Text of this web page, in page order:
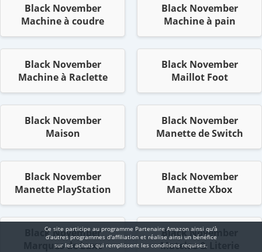
Black November
Machine à coudre
Black November
Machine à pain
Black November
Machine à Raclette
Black November
Maillot Foot
Black November
Maison
Black November
Manette de Switch
Black November
Manette PlayStation
Black November
Manette Xbox
Black November
Marques de Luxe
Black November
Matelas & Literie
Ce site participe au programme Partenaire Αmazοn ainsi qu'à
d'autres programmes d'affiliation et réalise ainsi un bénéfice
sur les achats qui remplissent les conditions requises.